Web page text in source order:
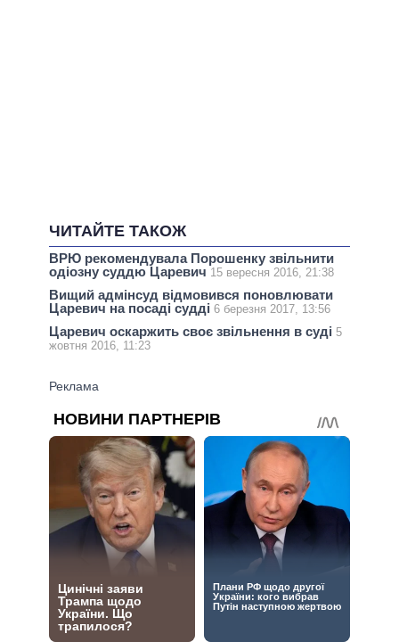
ЧИТАЙТЕ ТАКОЖ
ВРЮ рекомендувала Порошенку звільнити
одіозну суддю Царевич 15 вересня 2016, 21:38
Вищий адмінсуд відмовився поновлювати
Царевич на посаді судді 6 березня 2017, 13:56
Царевич оскаржить своє звільнення в суді 5
жовтня 2016, 11:23